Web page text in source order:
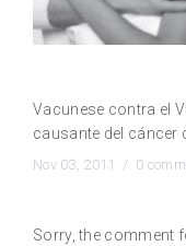
Vacunese contra el
causante del cáncer
Nov 03, 2011 / 0
Sorry, the comment